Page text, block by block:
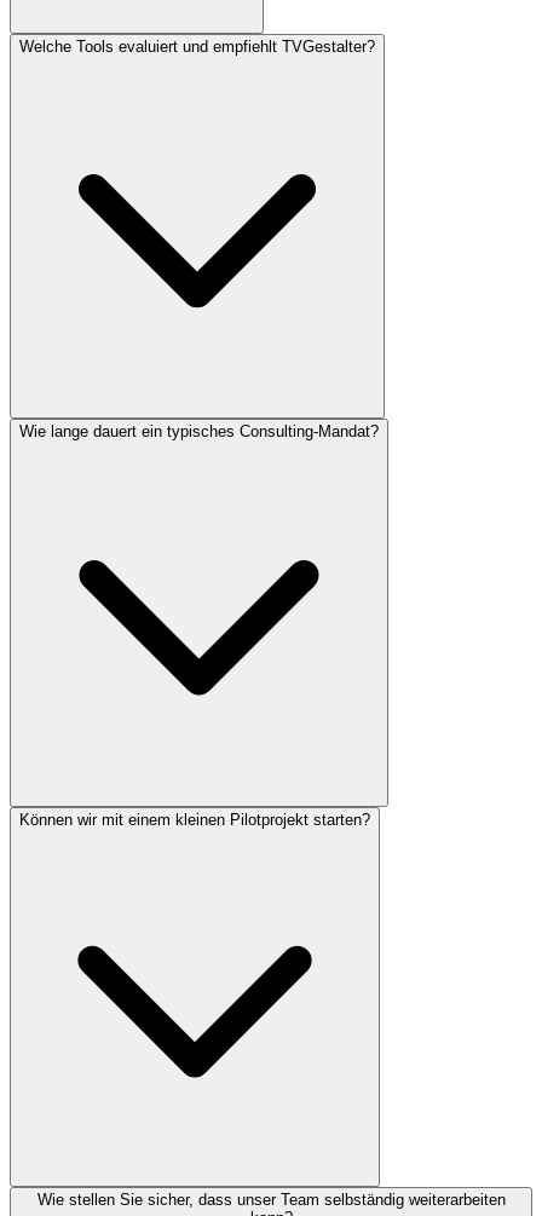
Welche Tools evaluiert und empfiehlt TVGestalter?
Wie lange dauert ein typisches Consulting-Mandat?
Können wir mit einem kleinen Pilotprojekt starten?
Wie stellen Sie sicher, dass unser Team selbständig weiterarbeiten